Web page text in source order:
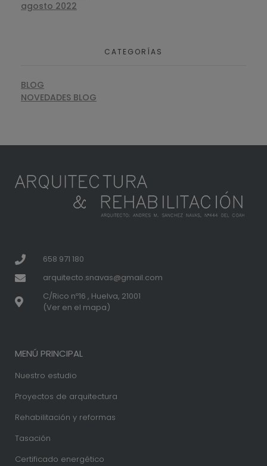
agosto 2022
CATEGORÍAS
BLOG
NOVEDADES BLOG
658 971 180
arquitecto.snavas@gmail.com
C/Rico nº16 , Huelva, 21001
(Ver en el mapa)
MENÚ PRINCIPAL
Nuestro estudio
Proyectos de arquitectura
Rehabilitación y reformas
Tasación
Certificado energético